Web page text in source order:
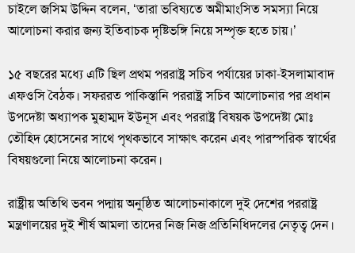
চাইলে জসিম উদ্দিন বলেন, ‘তারা ভবিষ্যতে অমীমাংসিত সমস্যা নিয়ে
আলোচনা করার জন্য ইতিবাচক দৃষ্টিভঙ্গি নিয়ে সম্পৃক্ত হতে চায়।’
১৫ বছরের মধ্যে এটি ছিল প্রথম পররাষ্ট্র সচিব পর্যায়ের ঢাকা-ইসলামাবাদ
এফওসি বৈঠক। সফররত পাকিস্তানি পররাষ্ট্র সচিব আলোচনার পর প্রধান
উপদেষ্টা অধ্যাপক মুহাম্মদ ইউনূস এবং পররাষ্ট্র বিষয়ক উপদেষ্টা মোঃ
তৌহিদ হোসেনের সাথে পৃথকভাবে সাক্ষাৎ করেন এবং পারস্পরিক স্বার্থের
বিষয়গুলো নিয়ে আলোচনা করেন।
রাষ্ট্রীয় অতিথি ভবন পদ্মায় অনুষ্ঠিত আলোচনাকালে দুই দেশের পররাষ্ট্র
মন্ত্রণালয়ের দুই শীর্ষ আমলা তাদের নিজ নিজ প্রতিনিধিদলের নেতৃত্ব দেন।